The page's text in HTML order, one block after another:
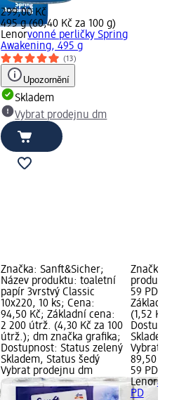
299,00 Kč
495 g (60,40 Kč za 100 g)
Lenorvonné perličky Spring
Awakening, 495 g
(13)
Upozornění
Skladem
Vybrat prodejnu dm
Značka: Sanft&Sicher;
Název produktu: toaletní
papír 3vrstvý Classic
10x220, 10 ks; Cena:
94,50 Kč; Základní cena:
2 200 útrž. (4,30 Kč za 100
útrž.); dm značka grafika;
Dostupnost: Status zelený
Skladem, Status šedý
Vybrat prodejnu dm
Značka:
59 PD;
Základní
(1,52 Kč
Vybrat
89,50 Kč
59 PD
Lenor
PD